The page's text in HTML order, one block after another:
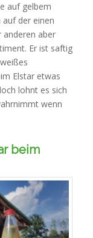
auf gelbem
der einen
anderen aber
Er ist saftig
Elstar etwas
lohnt es sich
wenn
beim